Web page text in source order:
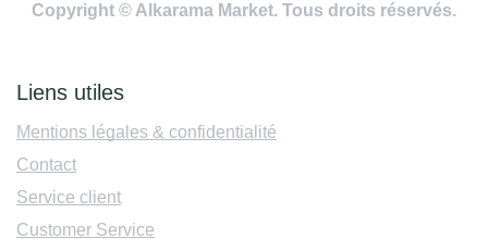
Copyright © Alkarama Market. Tous droits réservés.
Liens utiles
Mentions légales & confidentialité
Contact
Service client
Customer Service